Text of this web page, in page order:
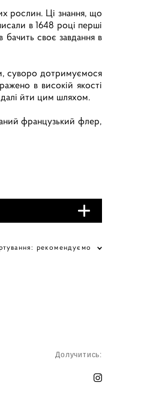
рослин. Ці знання, що
в 1648 році перші
своє завдання в
суворо дотримуємося
в високій якості
далі йти цим шляхом.
французький флер,
рекомендуємо
Долучитись: